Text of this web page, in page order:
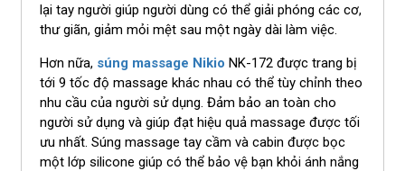
lại tay người giúp người dùng có thể giải phóng các cơ,
thư giãn, giảm mỏi mệt sau một ngày dài làm việc.
Hơn nữa, súng massage Nikio NK-172 được trang bị
tới 9 tốc độ massage khác nhau có thể tùy chỉnh theo
nhu cầu của người sử dụng. Đảm bảo an toàn cho
người sử dụng và giúp đạt hiệu quả massage được tối
ưu nhất. Súng massage tay cầm và cabin được bọc
một lớp silicone giúp có thể bảo vệ bạn khỏi ánh nắng